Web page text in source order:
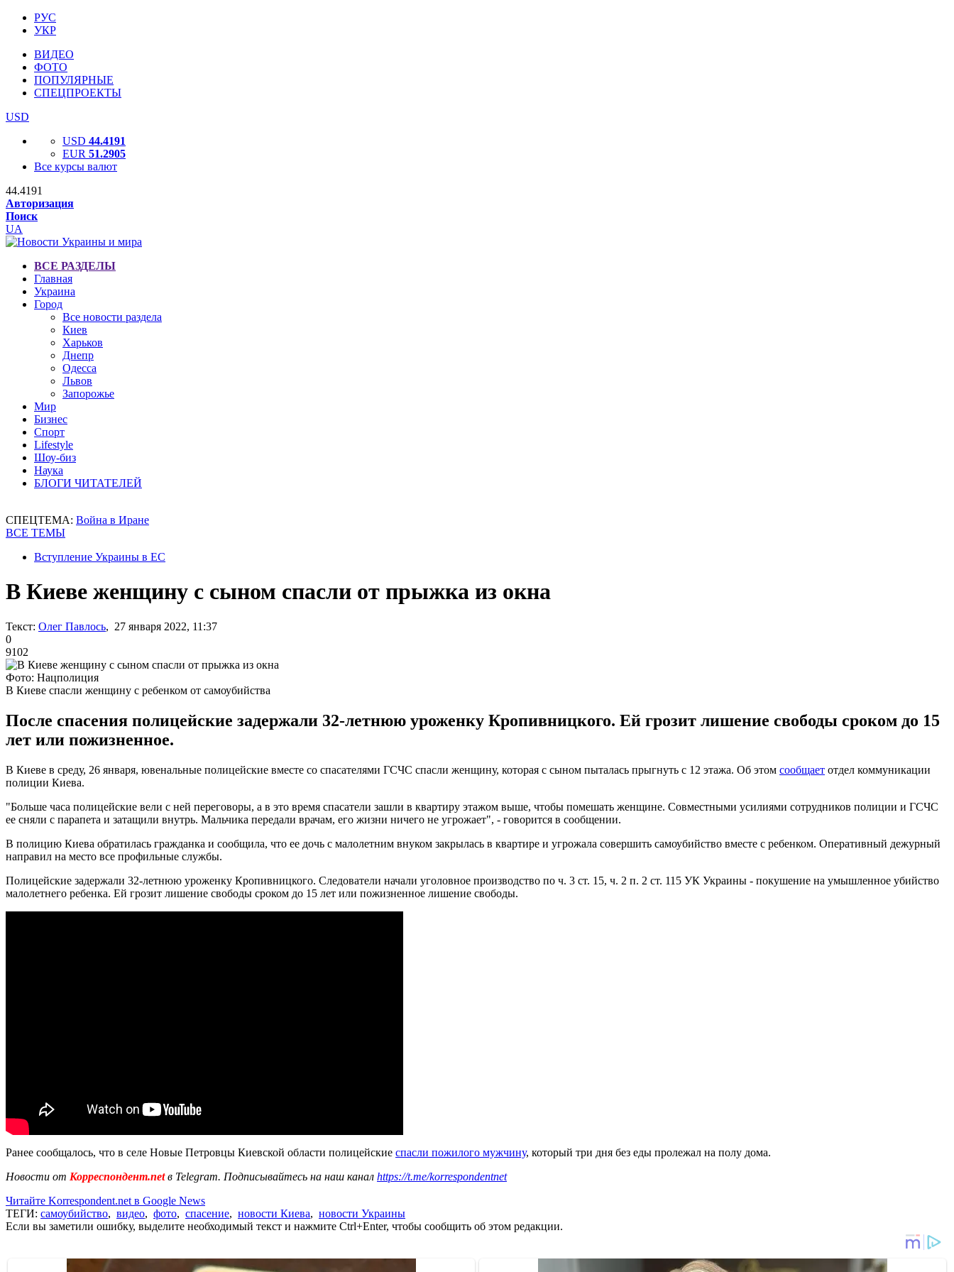
РУС
УКР
ВИДЕО
ФОТО
ПОПУЛЯРНЫЕ
СПЕЦПРОЕКТЫ
USD
USD 44.4191
EUR 51.2905
Все курсы валют
44.4191
Авторизация
Поиск
UA
ВСЕ РАЗДЕЛЫ
Главная
Украина
Город
Все новости раздела
Киев
Харьков
Днепр
Одесса
Львов
Запорожье
Мир
Бизнес
Спорт
Lifestyle
Шоу-биз
Наука
БЛОГИ ЧИТАТЕЛЕЙ
СПЕЦТЕМА: Война в Иране
ВСЕ ТЕМЫ
Вступление Украины в ЕС
В Киеве женщину с сыном спасли от прыжка из окна
Текст: Олег Павлось, 27 января 2022, 11:37
0
9102
Фото: Нацполиция
В Киеве спасли женщину с ребенком от самоубийства
После спасения полицейские задержали 32-летнюю уроженку Кропивницкого. Ей грозит лишение свободы сроком до 15
лет или пожизненное.
В Киеве в среду, 26 января, ювенальные полицейские вместе со спасателями ГСЧС спасли женщину, которая с сыном пыталась прыгнуть с 12 этажа. Об этом сообщает отдел коммуникации
полиции Киева.
"Больше часа полицейские вели с ней переговоры, а в это время спасатели зашли в квартиру этажом выше, чтобы помешать женщине. Совместными усилиями сотрудников полиции и ГСЧС
ее сняли с парапета и затащили внутрь. Мальчика передали врачам, его жизни ничего не угрожает", - говорится в сообщении.
В полицию Киева обратилась гражданка и сообщила, что ее дочь с малолетним внуком закрылась в квартире и угрожала совершить самоубийство вместе с ребенком. Оперативный дежурный
направил на место все профильные службы.
Полицейские задержали 32-летнюю уроженку Кропивницкого. Следователи начали уголовное производство по ч. 3 ст. 15, ч. 2 п. 2 ст. 115 УК Украины - покушение на умышленное убийство
малолетнего ребенка. Ей грозит лишение свободы сроком до 15 лет или пожизненное лишение свободы.
Ранее сообщалось, что в селе Новые Петровцы Киевской области полицейские спасли пожилого мужчину, который три дня без еды пролежал на полу дома.
Новости от Корреспондент.netв Telegram. Подписывайтесь на наш канал https://t.me/korrespondentnet
Читайте Korrespondent.net в Google News
ТЕГИ: самоубийство, видео, фото, спасение, новости Киева, новости Украины
Если вы заметили ошибку, выделите необходимый текст и нажмите Ctrl+Enter, чтобы сообщить об этом редакции.